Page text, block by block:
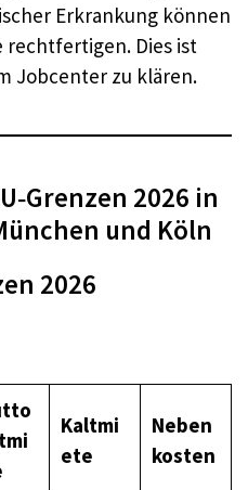
Erkrankung können
rechtfertigen. Dies ist
Jobcenter zu klären.
2026 in
und Köln
2026
Kaltmi
ete
Neben
kosten